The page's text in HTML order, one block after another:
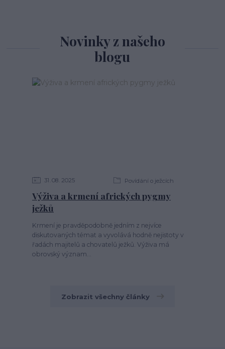
Novinky z našeho
blogu
31 08 2025 Povídání o ježcích
Výživa a krmení afrických pygmy
ježků
Krmení je pravděpodobně jedním z nejvíce
diskutovaných témat a vyvolává hodně nejistoty v
řadách majitelů a chovatelů ježků. Výživa má
obrovský význam...
Zobrazit všechny články